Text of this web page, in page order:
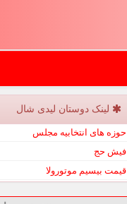
لینک دوستان لیدی شال
حوزه های انتخابیه مجلس
فیش حج
قیمت بیسیم موتورولا